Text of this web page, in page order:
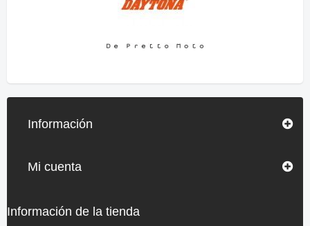
Información
Mi cuenta
Información de la tienda